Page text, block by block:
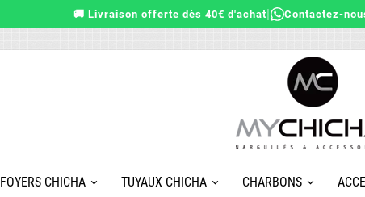
🚚 Livraison offerte dès 40€ d'achat| Contactez-
FOYERS CHICHA TUYAUX CHICHA CHARBONS